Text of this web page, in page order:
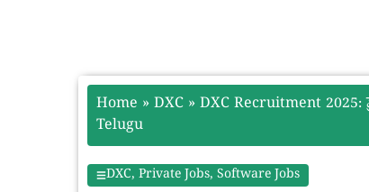
Home » DXC » DXC Recruitment 2025:
Telugu
DXC,Private Jobs,Software Jobs